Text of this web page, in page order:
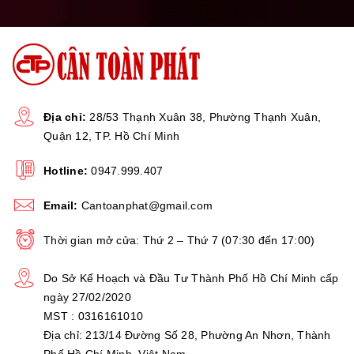
Địa chỉ: 28/53 Thạnh Xuân 38, Phường Thạnh Xuân,
Quận 12, TP. Hồ Chí Minh
Hotline: 0947.999.407
Email: Cantoanphat@gmail.com
Thời gian mở cửa: Thứ 2 – Thứ 7 (07:30 đến 17:00)
Do Sở Kế Hoạch và Đầu Tư Thành Phố Hồ Chí Minh cấp
ngày 27/02/2020
MST : 0316161010
Địa chỉ: 213/14 Đường Số 28, Phường An Nhơn, Thành